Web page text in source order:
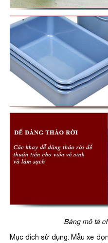
Bảng mô tả
Mục đích sử dụng: Mẫu xe